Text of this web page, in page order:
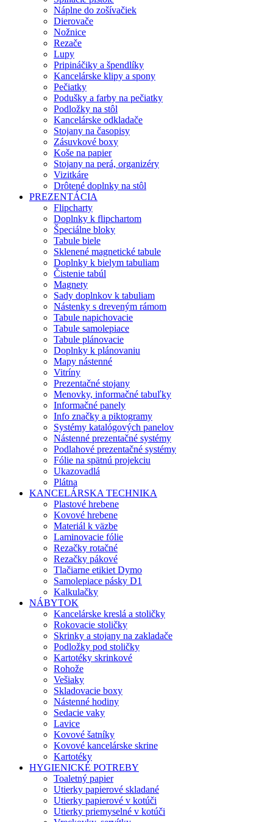
Náplne do zošívačiek
Dierovače
Nožnice
Rezače
Lupy
Pripináčiky a špendlíky
Kancelárske klipy a spony
Pečiatky
Podušky a farby na pečiatky
Podložky na stôl
Kancelárske odkladače
Stojany na časopisy
Zásuvkové boxy
Koše na papier
Stojany na perá, organizéry
Vizitkáre
Drôtené doplnky na stôl
PREZENTÁCIA
Flipcharty
Doplnky k flipchartom
Špeciálne bloky
Tabule biele
Sklenené magnetické tabule
Doplnky k bielym tabuliam
Čistenie tabúl
Magnety
Sady doplnkov k tabuliam
Nástenky s dreveným rámom
Tabule napichovacie
Tabule samolepiace
Tabule plánovacie
Doplnky k plánovaniu
Mapy nástenné
Vitríny
Prezentačné stojany
Menovky, informačné tabuľky
Informačné panely
Info značky a piktogramy
Systémy katalógových panelov
Nástenné prezentačné systémy
Podlahové prezentačné systémy
Fólie na spätnú projekciu
Ukazovadlá
Plátna
KANCELÁRSKA TECHNIKA
Plastové hrebene
Kovové hrebene
Materiál k väzbe
Laminovacie fólie
Rezačky rotačné
Rezačky pákové
Tlačiarne etikiet Dymo
Samolepiace pásky D1
Kalkulačky
NÁBYTOK
Kancelárske kreslá a stoličky
Rokovacie stoličky
Skrinky a stojany na zakladače
Podložky pod stoličky
Kartotéky skrinkové
Rohože
Vešiaky
Skladovacie boxy
Nástenné hodiny
Sedacie vaky
Lavice
Kovové šatníky
Kovové kancelárske skrine
Kartotéky
HYGIENICKÉ POTREBY
Toaletný papier
Utierky papierové skladané
Utierky papierové v kotúči
Utierky priemyselné v kotúči